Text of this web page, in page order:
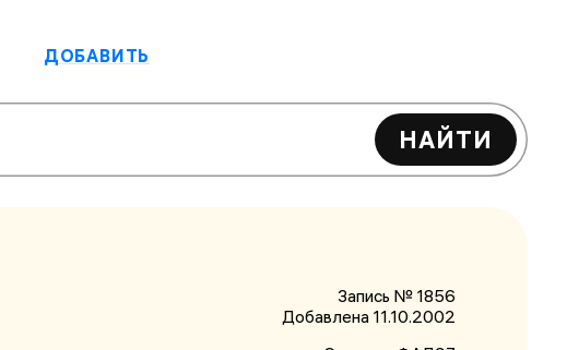
ДОБАВИТЬ
НАЙТИ
Запись № 1856
Добавлена 11.10.2002